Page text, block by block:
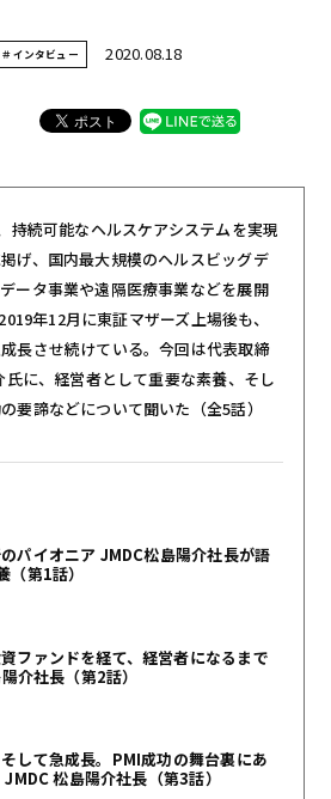
＃インタビュー 2020.08.18
持続可能なヘルスケアシステムを実現
げ、国内最大規模のヘルスビッグデ
ータ事業や遠隔医療事業などを展開
年12月に東証マザーズ上場後も、
長させ続けている。今回は代表取締
に、経営者として重要な素養、そし
要諦などについて聞いた（全5話）
パイオニア JMDC松島陽介社長が語
第1話）
ファンドを経て、経営者になるまで
介社長（第2話）
して急成長。PMI成功の舞台裏にあ
松島陽介社長（第3話）